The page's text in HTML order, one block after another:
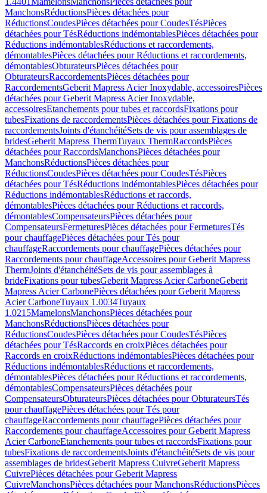
ManchonsRéductionsPièces détachées pour
RéductionsCoudesPièces détachées pour CoudesTésPièces
détachées pour TésRéductions indémontablesPièces détachées pour
Réductions indémontablesRéductions et raccordements,
démontablesPièces détachées pour Réductions et raccordements,
démontablesObturateursPièces détachées pour
ObturateursRaccordementsPièces détachées pour
RaccordementsGeberit Mapress Acier Inoxydable, accessoiresPièces
détachées pour Geberit Mapress Acier Inoxydable,
accessoiresEtanchements pour tubes et raccordsFixations pour
tubesFixations de raccordementsPièces détachées pour Fixations de
raccordementsJoints d'étanchéitéSets de vis pour assemblages de
bridesGeberit Mapress ThermTuyaux ThermRaccordsPièces
détachées pour RaccordsManchonsPièces détachées pour
ManchonsRéductionsPièces détachées pour
RéductionsCoudesPièces détachées pour CoudesTésPièces
détachées pour TésRéductions indémontablesPièces détachées pour
Réductions indémontablesRéductions et raccords,
démontablesPièces détachées pour Réductions et raccords,
démontablesCompensateursPièces détachées pour
CompensateursFermeturesPièces détachées pour FermeturesTés
pour chauffagePièces détachées pour Tés pour
chauffageRaccordements pour chauffagePièces détachées pour
Raccordements pour chauffageAccessoires pour Geberit Mapress
ThermJoints d'étanchéitéSets de vis pour assemblages à
brideFixations pour tubesGeberit Mapress Acier CarboneGeberit
Mapress Acier CarbonePièces détachées pour Geberit Mapress
Acier CarboneTuyaux 1.0034Tuyaux
1.0215MamelonsManchonsPièces détachées pour
ManchonsRéductionsPièces détachées pour
RéductionsCoudesPièces détachées pour CoudesTésPièces
détachées pour TésRaccords en croixPièces détachées pour
Raccords en croixRéductions indémontablesPièces détachées pour
Réductions indémontablesRéductions et raccordements,
démontablesPièces détachées pour Réductions et raccordements,
démontablesCompensateursPièces détachées pour
CompensateursObturateursPièces détachées pour ObturateursTés
pour chauffagePièces détachées pour Tés pour
chauffageRaccordements pour chauffagePièces détachées pour
Raccordements pour chauffageAccessoires pour Geberit Mapress
Acier CarboneEtanchements pour tubes et raccordsFixations pour
tubesFixations de raccordementsJoints d'étanchéitéSets de vis pour
assemblages de bridesGeberit Mapress CuivreGeberit Mapress
CuivrePièces détachées pour Geberit Mapress
CuivreManchonsPièces détachées pour ManchonsRéductionsPièces